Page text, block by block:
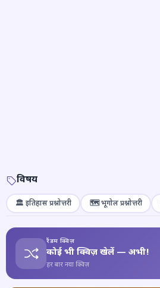
विषय
🏛️ इतिहास प्रश्नोत्तरी 🗺️ भूगोल प्रश्नोत्तरी
रैंडम क्विज़
कोई भी क्विज़ खेलें — अभी!
हर बार नया क्विज़